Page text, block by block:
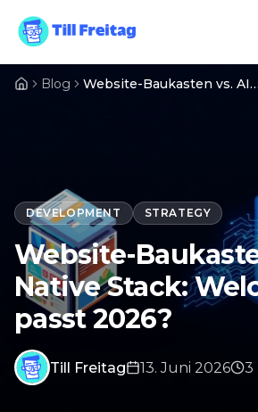
Blog Website-Baukasten vs. AI-Native Stack: Welcher Weg passt 2026?
DEVELOPMENT STRATEGY
Website-
Native Stack:
passt 2026?
Till Freitag 13. Juni 2026 3